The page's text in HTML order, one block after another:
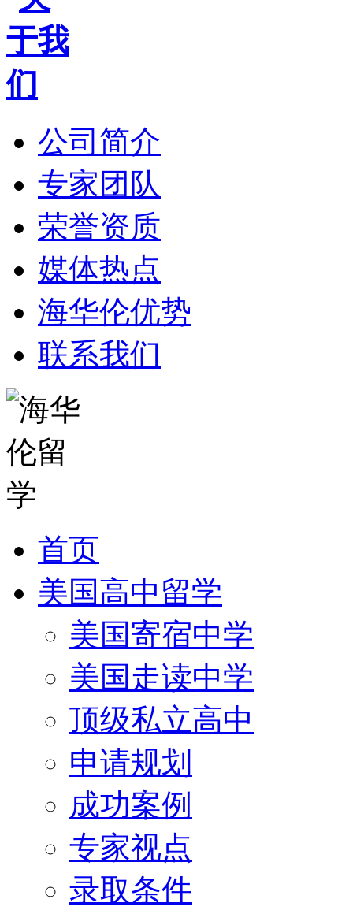
公司简介
专家团队
荣誉资质
媒体热点
海华伦优势
联系我们
首页
美国高中留学
美国寄宿中学
美国走读中学
顶级私立高中
申请规划
成功案例
专家视点
录取条件